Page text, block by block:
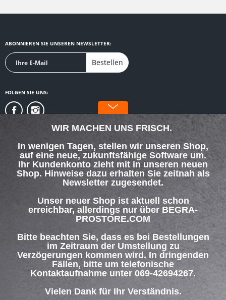
ABONNIEREN SIE UNSEREN NEWSLETTER:
Bestellen
FOLGEN SIE UNS:
WIR MACHEN UNS FRISCH.
In wenigen Tagen, stellen wir unseren Shop,
auf eine neue, zukunftsfähige Software um.
Ihr Kundenkonto zieht mit in unseren neuen
Shop. Hinweise dazu erhalten Sie zeitnah als
Newsletter zugesendet.
Unser neuer Shop ist aktuell schon
erreichbar, allerdings nur über BEGRA-
PROSTORE.COM
Bitte beachten Sie, dass es bei Bestellungen
im Zeitraum der Umstellung zu
Verzögerungen kommen wird. In dringenden
Fällen, bitte um telefonische
Kontaktaufnahme unter 069-42694267.
Vielen Dank für Ihr Verständnis.
SERVICE HOTLINE
SHOP SERVICE
INFORMATIONEN
Über uns Hilfe / Support Kontakt
Versand und Zahlungsbedingungen Widerrufsrecht Datenschutz
* Alle Preise inkl. gesetzl. Mehrwertsteuer zzgl. Versandkosten und ggf.